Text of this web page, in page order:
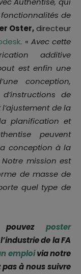
de
Oster,directeur
. « Avec cette
additive
est enfin une
conception,
de
de la
planification et
peuvent
conception à la
mission est
de masse de
quel type de
poster
de la FA
emploivia notre
pas à nous suivre